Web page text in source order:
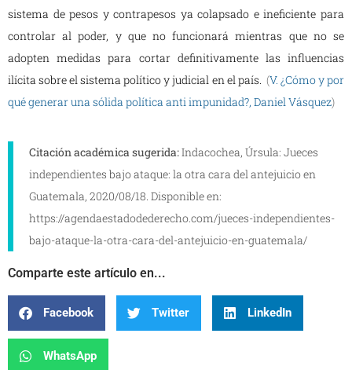
sistema de pesos y contrapesos ya colapsado e ineficiente para
controlar al poder, y que no funcionará mientras que no se
adopten medidas para cortar definitivamente las influencias
ilícita sobre el sistema político y judicial en el país. (V. ¿Cómo y por
qué generar una sólida política anti impunidad?, Daniel Vásquez)
Citación académica sugerida:Indacochea, Úrsula: Jueces
independientes bajo ataque: la otra cara del antejuicio en
Guatemala, 2020/08/18. Disponible en:
https://agendaestadodederecho.com/jueces-independientes-
bajo-ataque-la-otra-cara-del-antejuicio-en-guatemala/
Comparte este artículo en...
Facebook Twitter LinkedIn
WhatsApp